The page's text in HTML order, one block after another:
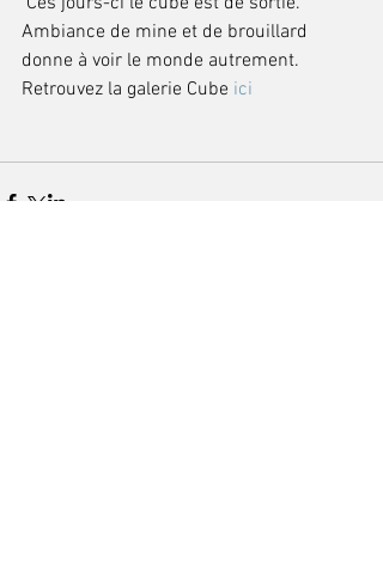
Ambiance de mine et de brouillard
donne à voir le monde autrement.
Retrouvez la galerie Cube ici